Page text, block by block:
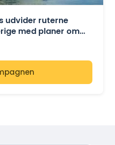
KARLSHAMN
udvider ruterne
med planer om